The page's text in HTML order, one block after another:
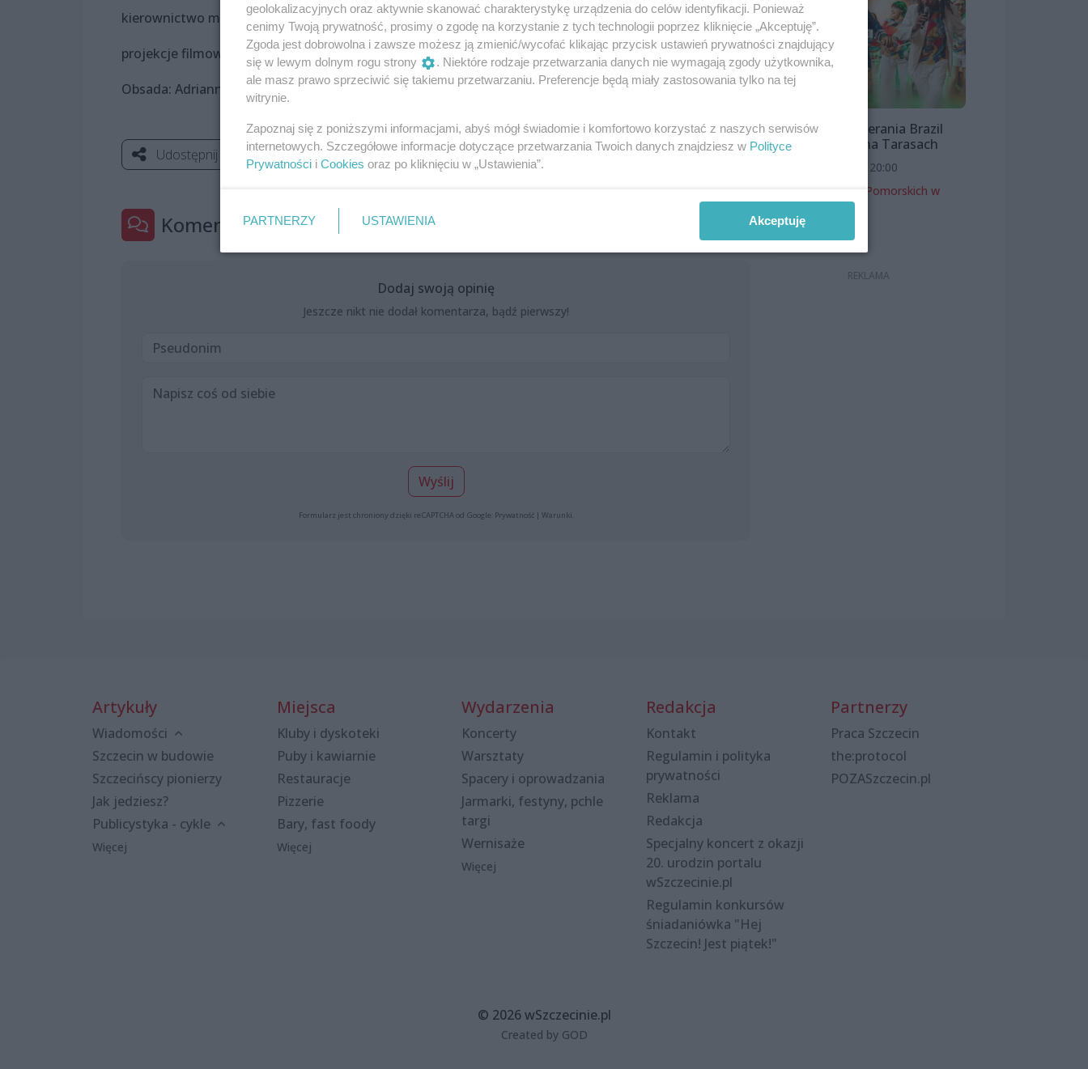
kierownictwo muzyczne: Krzysztof Baranowski
projekcje filmowe: Michał Materna
Obsada: Adrianna Szymańska, Krzysztof Baranowski, Łukasz Wons (gościnnie)
Udostępnij
Komentarze 0
Dodaj swoją opinię
Jeszcze nikt nie dodał komentarza, bądź pierwszy!
Wyślij
Formularz jest chroniony dzięki reCAPTCHA od Google: Prywatność| Warunki
Bloco Pomerania Brazil
Show | Lato na Tarasach
7 sierpnia 2026, 20:00
Zamek Książąt Pomorskich w
Artykuły
Wiadomości
Szczecin w budowie
Szczecińscy pionierzy
Jak jedziesz?
Publicystyka - cykle
Więcej
Miejsca
Kluby i dyskoteki
Puby i kawiarnie
Restauracje
Pizzerie
Bary, fast foody
Więcej
Wydarzenia
Koncerty
Warsztaty
Spacery i oprowadzania
Jarmarki, festyny, pchle
targi
Wernisaże
Więcej
Redakcja
Kontakt
Regulamin i polityka
prywatności
Reklama
Redakcja
Specjalny koncert z okazji
20. urodzin portalu
wSzczecinie.pl
Regulamin konkursów
śniadaniówka "Hej
Szczecin! Jest piątek!"
Partnerzy
Praca Szczecin
the:protocol
POZASzczecin.pl
© 2026 wSzczecinie.pl
Created by GOD
geolokalizacyjnych oraz aktywnie skanować charakterystykę urządzenia do celów identyfikacji. Ponieważ
cenimy Twoją prywatność, prosimy o zgodę na korzystanie z tych technologii poprzez kliknięcie „Akceptuję”.
Zgoda jest dobrowolna i zawsze możesz ją zmienić/wycofać klikając przycisk ustawień prywatności znajdujący
się w lewym dolnym rogu strony
. Niektóre rodzaje przetwarzania danych nie wymagają zgody użytkownika,
ale masz prawo sprzeciwić się takiemu przetwarzaniu. Preferencje będą miały zastosowania tylko na tej
witrynie.
Zapoznaj się z poniższymi informacjami, abyś mógł świadomie i komfortowo korzystać z naszych serwisów
internetowych. Szczegółowe informacje dotyczące przetwarzania Twoich danych znajdziesz w Polityce
Prywatności i Cookies oraz po kliknięciu w „Ustawienia”.
PARTNERZY USTAWIENIA Akceptuję